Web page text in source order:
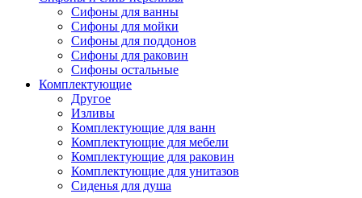
Сифоны для ванны
Сифоны для мойки
Сифоны для поддонов
Сифоны для раковин
Сифоны остальные
Комплектующие
Другое
Изливы
Комплектующие для ванн
Комплектующие для мебели
Комплектующие для раковин
Комплектующие для унитазов
Сиденья для душа